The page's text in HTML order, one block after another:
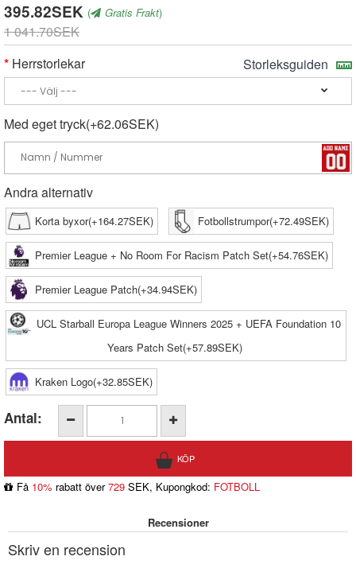
395.82SEK ( Gratis Frakt)
1 041.70SEK
Herrstorlekar
Storleksguiden
Med eget tryck(+62.06SEK)
Andra alternativ
Korta byxor(+164.27SEK) Fotbollstrumpor(+72.49SEK)
Premier League + No Room For Racism Patch Set(+54.76SEK)
Premier League Patch(+34.94SEK)
UCL Starball Europa League Winners 2025 + UEFA Foundation 10
Years Patch Set(+57.89SEK)
Kraken Logo(+32.85SEK)
Antal:
Få 10% rabatt över729 SEK, Kupongkod: FOTBOLL
Recensioner
Skriv en recension